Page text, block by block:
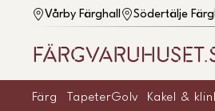
Vårby Färghall Södertälje
Färg TapeterGolv Kakel &